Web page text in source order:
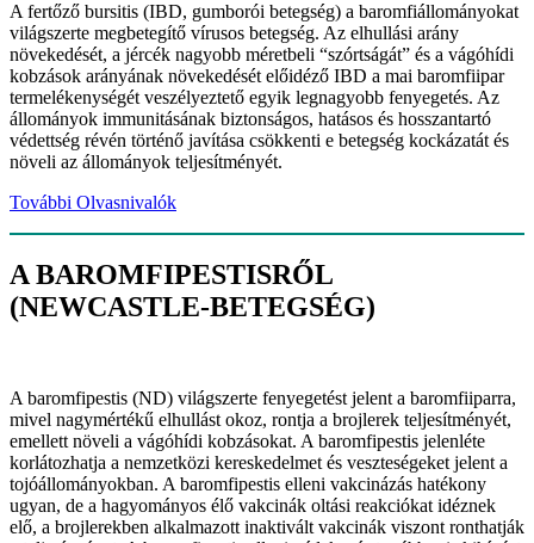
A fertőző bursitis (IBD, gumborói betegség) a baromfiállományokat
világszerte megbetegítő vírusos betegség. Az elhullási arány
növekedését, a jércék nagyobb méretbeli “szórtságát” és a vágóhídi
kobzások arányának növekedését előidéző IBD a mai baromfiipar
termelékenységét veszélyeztető egyik legnagyobb fenyegetés. Az
állományok immunitásának biztonságos, hatásos és hosszantartó
védettség révén történő javítása csökkenti e betegség kockázatát és
növeli az állományok teljesítményét.
További Olvasnivalók
A BAROMFIPESTISRŐL
(NEWCASTLE-BETEGSÉG)
A baromfipestis (ND) világszerte fenyegetést jelent a baromfiiparra,
mivel nagymértékű elhullást okoz, rontja a brojlerek teljesítményét,
emellett növeli a vágóhídi kobzásokat. A baromfipestis jelenléte
korlátozhatja a nemzetközi kereskedelmet és veszteségeket jelent a
tojóállományokban. A baromfipestis elleni vakcinázás hatékony
ugyan, de a hagyományos élő vakcinák oltási reakciókat idéznek
elő, a brojlerekben alkalmazott inaktivált vakcinák viszont ronthatják